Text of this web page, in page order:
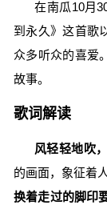
在南瓜10月30
到永久》这首歌
众多听众的喜爱
故事。
歌词解读
风轻轻地吹
的画面，象征着
换着走过的脚印